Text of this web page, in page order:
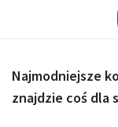
Najmodniejsze
znajdzie coś dla